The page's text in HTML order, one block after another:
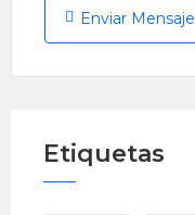
Enviar Mensaje
Etiquetas